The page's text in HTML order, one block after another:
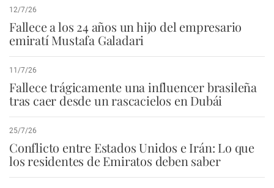
12/7/26
Fallece a los 24 años un hijo del empresario
emiratí Mustafa Galadari
11/7/26
Fallece trágicamente una influencer brasileña
tras caer desde un rascacielos en Dubái
25/7/26
Conflicto entre Estados Unidos e Irán: Lo que
los residentes de Emiratos deben saber